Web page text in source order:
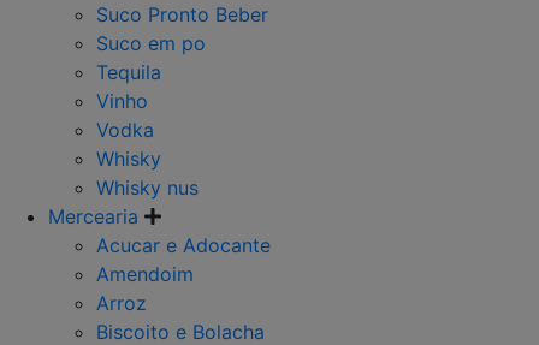
Suco Pronto Beber
Suco em po
Tequila
Vinho
Vodka
Whisky
Whisky nus
Mercearia
Acucar e Adocante
Amendoim
Arroz
Biscoito e Bolacha